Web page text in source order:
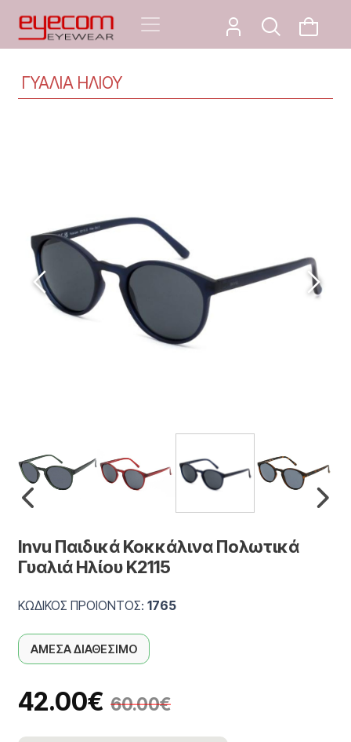
ΓΥΑΛΙΑ ΗΛΙΟΥ
Invu Παιδικά Κοκκάλινα Πολωτικά
Γυαλιά Ηλίου K2115
ΚΩΔΙΚΟΣ ΠΡΟΙΟΝΤΟΣ:1765
ΑΜΕΣΑ ΔΙΑΘΕΣΙΜΟ
42.00€ 60.00€